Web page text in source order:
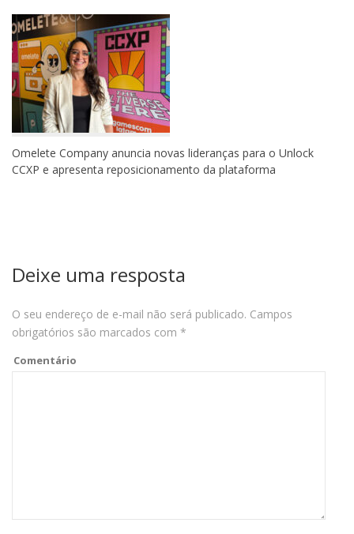
Omelete Company anuncia novas lideranças para o Unlock
CCXP e apresenta reposicionamento da plataforma
Deixe uma resposta
O seu endereço de e-mail não será publicado. Campos
obrigatórios são marcados com *
Comentário